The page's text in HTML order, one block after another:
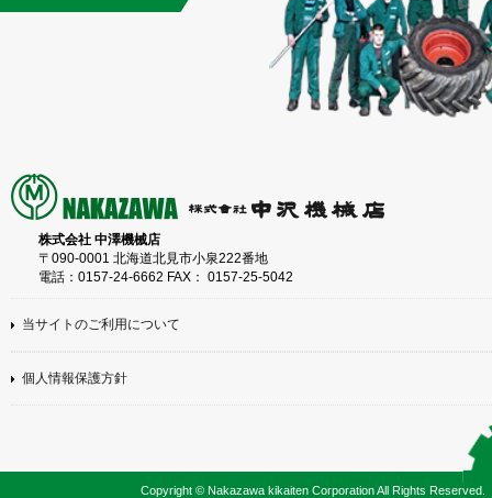
株式会社 中澤機械店
〒090-0001 北海道北見市小泉222番地
電話：0157-24-6662 FAX： 0157-25-5042
当サイトのご利用について
個人情報保護方針
Copyright © Nakazawa kikaiten Corporation All Rights Reserved.